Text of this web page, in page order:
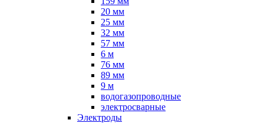
20 мм
25 мм
32 мм
57 мм
6 м
76 мм
89 мм
9 м
водогазопроводные
электросварные
Электроды